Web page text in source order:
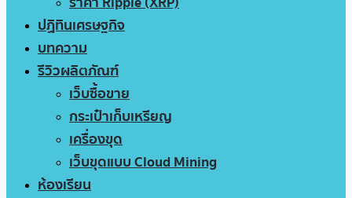
ปฏิทินเศรษฐกิจ
บทความ
รีวิวผลิตภัณฑ์
เว็บซื้อขาย
กระเป๋าเก็บเหรียญ
เครื่องขุด
เว็บขุดแบบ Cloud Mining
ห้องเรียน